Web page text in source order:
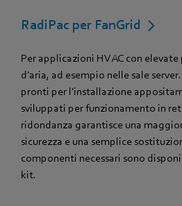
RadiPac per FanGrid
Per applicazioni HVAC con
d'aria, ad esempio nelle sale
pronti per l'installazione
sviluppati per funzionamento in
ridondanza garantisce una
sicurezza e una semplice
componenti necessari sono
kit.